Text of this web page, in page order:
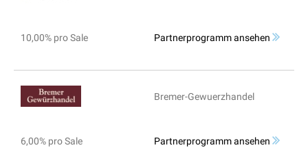
10,00% pro Sale Partnerprogramm ansehen
Bremer-Gewuerzhandel
6,00% pro Sale Partnerprogramm ansehen